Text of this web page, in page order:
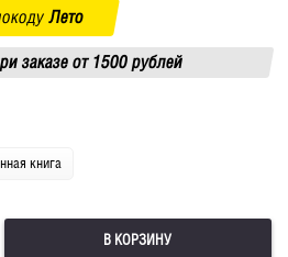
Лето
заказе от 1500 рублей
книга
В КОРЗИНУ